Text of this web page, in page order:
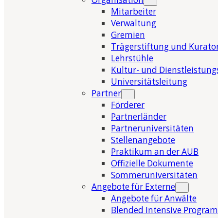
Mitarbeiter
Verwaltung
Gremien
Trägerstiftung und
Lehrstühle
Kultur- und
Universitätsleitung
Partner
Förderer
Partnerländer
Partneruniversitäten
Stellenangebote
Praktikum an der AUB
Offizielle Dokumente
Sommeruniversitäten
Angebote für Externe
Angebote für Anwälte
Blended Intensive Program